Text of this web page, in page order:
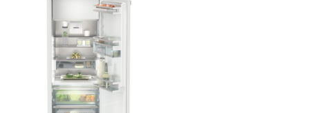
Integrovateľná kombinácia chldničky a mrazničky s BioFresh a
NoFrost ICBNdi 5123-22
Vstavaná kombinovaná chladnička s BioFresh a...
1.899,00€